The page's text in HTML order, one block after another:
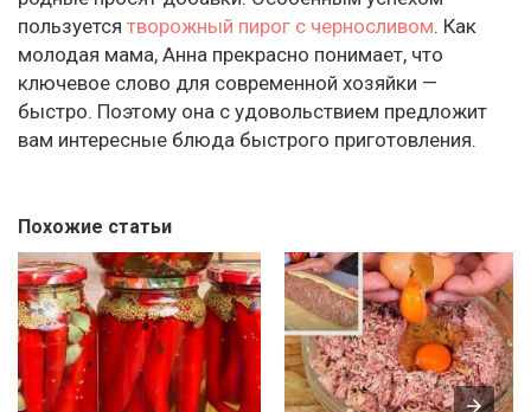
пользуется творожный пирог с черносливом. Как
молодая мама, Анна прекрасно понимает, что
ключевое слово для современной хозяйки —
быстро. Поэтому она с удовольствием предложит
вам интересные блюда быстрого приготовления.
Похожие статьи